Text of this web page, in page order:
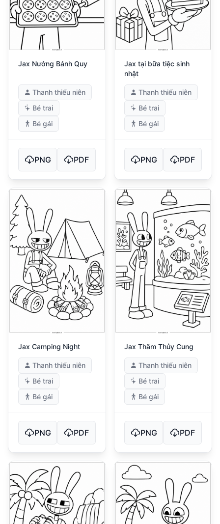
Jax Nướng Bánh Quy
Thanh thiếu niên
Bé trai
Bé gái
PNG PDF
Jax tại bữa tiệc sinh
nhật
Thanh thiếu niên
Bé trai
Bé gái
PNG PDF
Jax Camping Night
Thanh thiếu niên
Bé trai
Bé gái
PNG PDF
Jax Thăm Thủy Cung
Thanh thiếu niên
Bé trai
Bé gái
PNG PDF